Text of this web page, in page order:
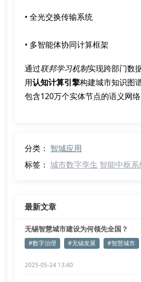
• 全光交换传输系统
• 多智能体协同计算框架
通过联邦学习机制实现跨部门数
用认知计算引擎构建城市知识图
包含120万个实体节点的语义网络
分类： 智城应用
标签： 城市数字孪生 智能中枢系
最新文章
无锡智慧城市建设为何领先全国？
#数字治理 #无锡发展 #智慧城市
2025-05-24 13:40